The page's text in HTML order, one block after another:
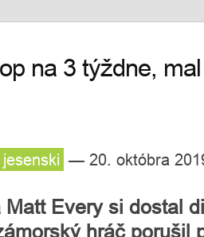
na 3 týždne,
jesenski — 20. októbra
Every si dostal
hráč porušil